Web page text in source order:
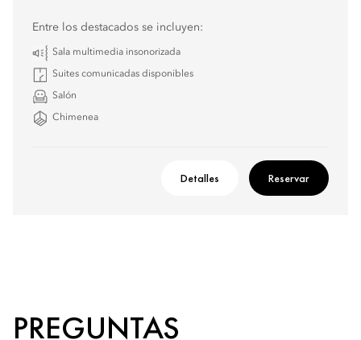
Entre los destacados se incluyen:
Sala multimedia insonorizada
Suites comunicadas disponibles
Salón
Chimenea
Detalles Reservar
PREGUNTAS